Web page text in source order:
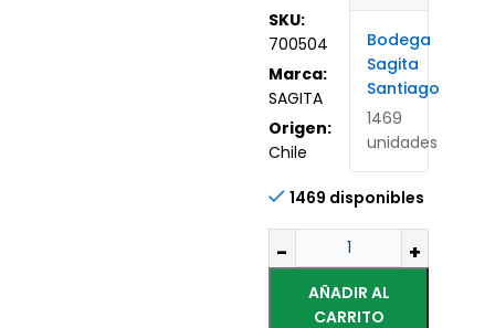
SKU:
700504
Marca:
SAGITA
Origen:
Chile
Bodega
Sagita
Santiago
1469
unidades
1469 disponibles
AÑADIR AL
CARRITO